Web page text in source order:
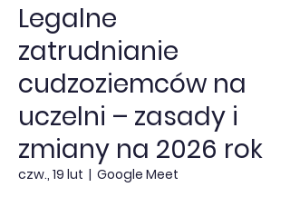
Legalne
zatrudnianie
cudzoziemców na
uczelni – zasady i
zmiany na 2026 rok
czw., 19 lut
  |
Google Meet